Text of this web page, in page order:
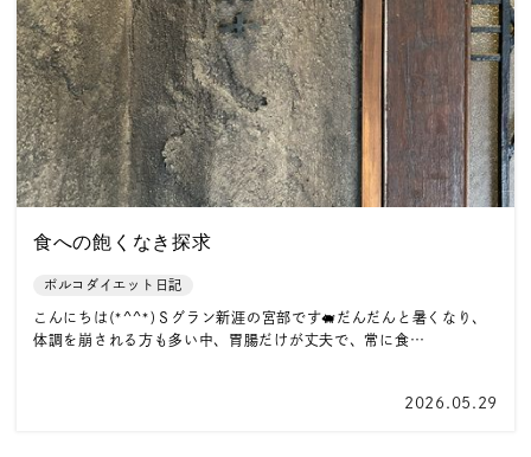
食への飽くなき探求
ポルコダイエット日記
こんにちは(*^^*)Ｓグラン新涯の宮部です🐖だんだんと暑くなり、
体調を崩される方も多い中、胃腸だけが丈夫で、常に食…
2026.05.29